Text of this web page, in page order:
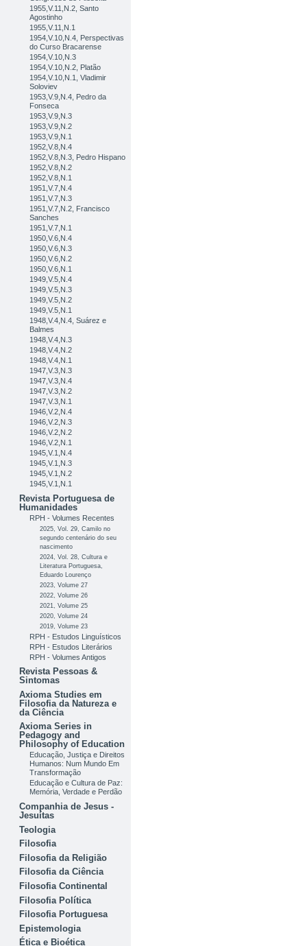
1955,V.11,N.2, Santo
Agostinho
1955,V.11,N.1
1954,V.10,N.4, Perspectivas
do Curso Bracarense
1954,V.10,N.3
1954,V.10,N.2, Platão
1954,V.10,N.1, Vladimir
Soloviev
1953,V.9,N.4, Pedro da
Fonseca
1953,V.9,N.3
1953,V.9,N.2
1953,V.9,N.1
1952,V.8,N.4
1952,V.8,N.3, Pedro Hispano
1952,V.8,N.2
1952,V.8,N.1
1951,V.7,N.4
1951,V.7,N.3
1951,V.7,N.2, Francisco
Sanches
1951,V.7,N.1
1950,V.6,N.4
1950,V.6,N.3
1950,V.6,N.2
1950,V.6,N.1
1949,V.5,N.4
1949,V.5,N.3
1949,V.5,N.2
1949,V.5,N.1
1948,V.4,N.4, Suárez e
Balmes
1948,V.4,N.3
1948,V.4,N.2
1948,V.4,N.1
1947,V.3,N.3
1947,V.3,N.4
1947,V.3,N.2
1947,V.3,N.1
1946,V.2,N.4
1946,V.2,N.3
1946,V.2,N.2
1946,V.2,N.1
1945,V.1,N.4
1945,V.1,N.3
1945,V.1,N.2
1945,V.1,N.1
Revista Portuguesa de
Humanidades
RPH - Volumes Recentes
2025, Vol. 29, Camilo no
segundo centenário do seu
nascimento
2024, Vol. 28, Cultura e
Literatura Portuguesa,
Eduardo Lourenço
2023, Volume 27
2022, Volume 26
2021, Volume 25
2020, Volume 24
2019, Volume 23
RPH - Estudos Linguísticos
RPH - Estudos Literários
RPH - Volumes Antigos
Revista Pessoas &
Sintomas
Axioma Studies em
Filosofia da Natureza e
da Ciência
Axioma Series in
Pedagogy and
Philosophy of Education
Educação, Justiça e Direitos
Humanos: Num Mundo Em
Transformação
Educação e Cultura de Paz:
Memória, Verdade e Perdão
Companhia de Jesus -
Jesuítas
Teologia
Filosofia
Filosofia da Religião
Filosofia da Ciência
Filosofia Continental
Filosofia Política
Filosofia Portuguesa
Epistemologia
Ética e Bioética